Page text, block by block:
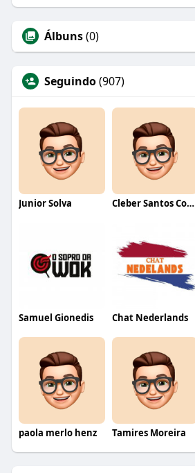
Álbuns(0)
Seguindo(907)
Junior Solva Cleber Santos Costa
Samuel Gionedis Chat Nederlands
paola merlo henz Tamires Moreira